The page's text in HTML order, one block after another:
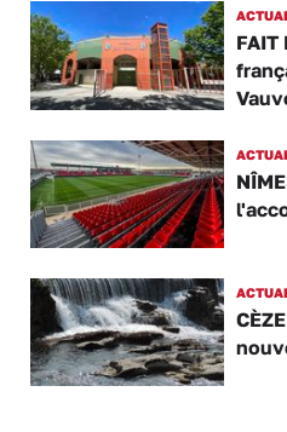
FAIT